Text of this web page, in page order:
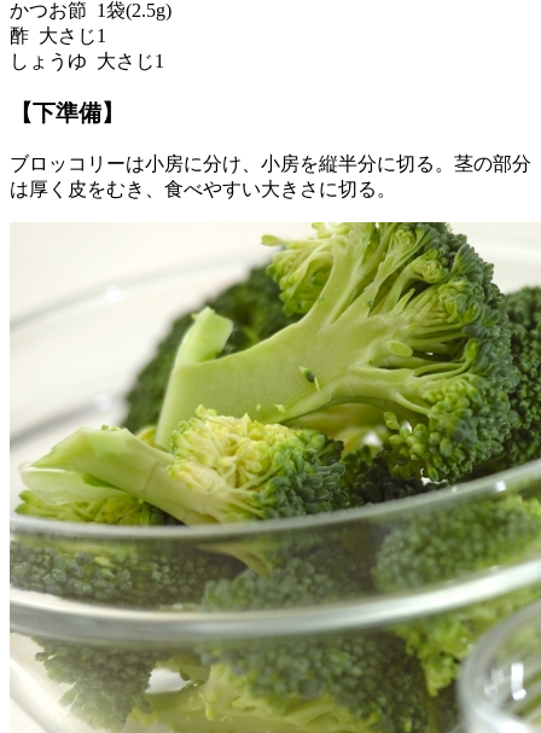
かつお節 1袋(2.5g)
酢 大さじ1
しょうゆ 大さじ1
【下準備】
ブロッコリーは小房に分け、小房を縦半分に切る。茎の部分
は厚く皮をむき、食べやすい大きさに切る。